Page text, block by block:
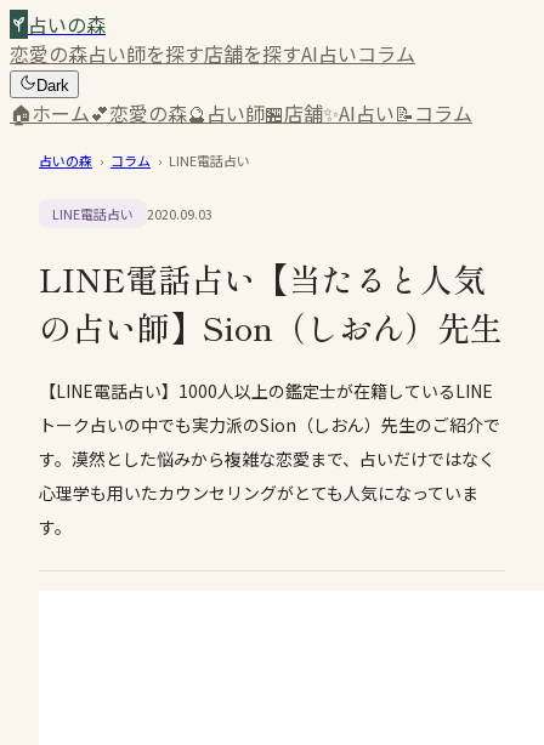
占いの森
恋愛の森占い師を探す店舗を探すAI占いコラム
Dark
🏠ホーム💕恋愛の森🔮占い師🏪店舗✨AI占い📝コラム
占いの森 › コラム › LINE電話占い
LINE電話占い 2020.09.03
LINE電話占い【当たると人気
の占い師】Sion（しおん）先生
【LINE電話占い】1000人以上の鑑定士が在籍しているLINE
トーク占いの中でも実力派のSion（しおん）先生のご紹介で
す。漠然とした悩みから複雑な恋愛まで、占いだけではなく
心理学も用いたカウンセリングがとても人気になっていま
す。